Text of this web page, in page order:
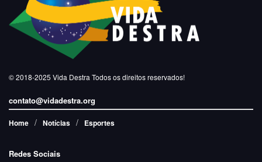
© 2018-2025 Vida Destra Todos os direitos reservados!
contato@vidadestra.org
Home Notícias Esportes
Redes Sociais